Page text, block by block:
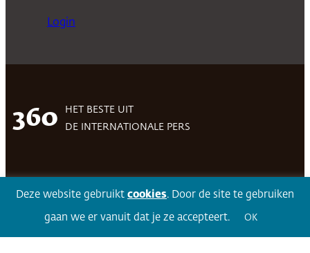
Login
360
HET BESTE UIT
DE INTERNATIONALE PERS
Volg 360Facebook LinkedIn Twitter
Deze website gebruikt cookies. Door de site te gebruiken
gaan we er vanuit dat je ze accepteert. OK